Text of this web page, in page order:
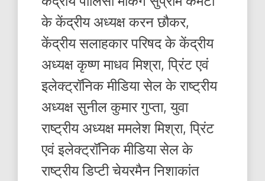
के केंद्रीय अध्यक्ष करन छौकर,
केंद्रीय सलाहकार परिषद के केंद्रीय
अध्यक्ष कृष्ण माधव मिश्रा, प्रिंट एवं
इलेक्ट्रॉनिक मीडिया सेल के राष्ट्रीय
अध्यक्ष सुनील कुमार गुप्ता, युवा
राष्ट्रीय अध्यक्ष ममलेश मिश्रा, प्रिंट
एवं इलेक्ट्रॉनिक मीडिया सेल के
राष्ट्रीय डिप्टी चेयरमैन निशाकांत